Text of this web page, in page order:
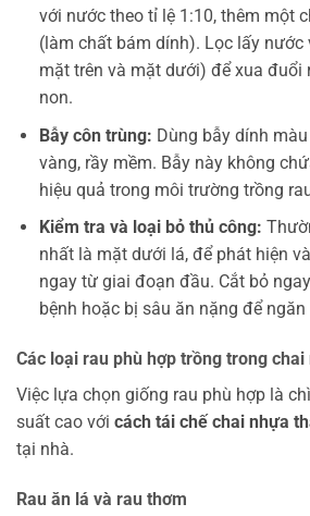
với nước theo tỉ lệ 1:10, thêm một
(làm chất bám dính). Lọc lấy nước
mặt trên và mặt dưới) để xua đuổi
non.
Bẫy côn trùng: Dùng bẫy dính
vàng, rầy mềm. Bẫy này không
hiệu quả trong môi trường trồng
Kiểm tra và loại bỏ thủ công:
nhất là mặt dưới lá, để phát hiện
ngay từ giai đoạn đầu. Cắt bỏ
bệnh hoặc bị sâu ăn nặng để ngăn
Các loại rau phù hợp trồng trong chai
Việc lựa chọn giống rau phù hợp là
suất cao với cách tái chế chai nhựa
tại nhà.
Rau ăn lá và rau thơm